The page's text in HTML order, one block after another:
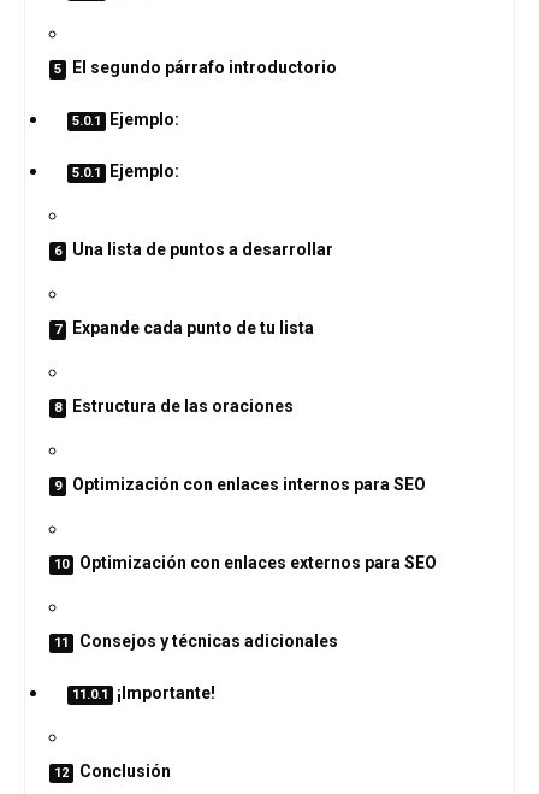
El segundo párrafo introductorio
Ejemplo:
Ejemplo:
Una lista de puntos a desarrollar
Expande cada punto de tu lista
Estructura de las oraciones
Optimización con enlaces internos para SEO
Optimización con enlaces externos para SEO
Consejos y técnicas adicionales
¡Importante!
Conclusión